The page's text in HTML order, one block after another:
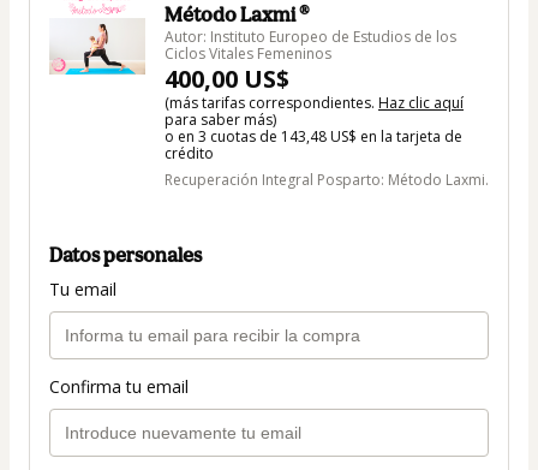
Método Laxmi ®
Autor: Instituto Europeo de Estudios de los
Ciclos Vitales Femeninos
400,00 US$
(más tarifas correspondientes. Haz clic aquí
para saber más)
o en 3 cuotas de 143,48 US$ en la tarjeta de
crédito
Recuperación Integral Posparto: Método Laxmi.
Datos personales
Tu email
Confirma tu email